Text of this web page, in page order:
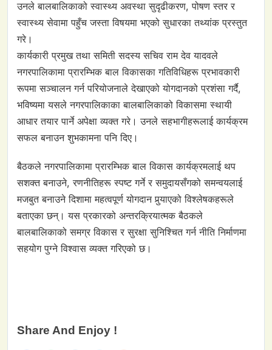
उनले बालबालिकाको स्वास्थ्य अवस्था सुदृढीकरण, पोषण स्तर र
स्वास्थ्य सेवामा पहुँच जस्ता विषयमा भएको सुधारका तथ्यांक प्रस्तुत
गरे।
कार्यकारी प्रमुख तथा समिती सदस्य सचिव राम देव यादवले
नगरपालिकामा प्रारम्भिक बाल विकासका गतिविधिहरू प्रभावकारी
रूपमा सञ्चालन गर्न परियोजनाले देखाएको योगदानको प्रशंसा गर्दै,
भविष्यमा यसले नगरपालिकाका बालबालिकाको विकासमा स्थायी
आधार तयार पार्ने अपेक्षा व्यक्त गरे। उनले सहभागीहरूलाई कार्यक्रम
सफल बनाउन शुभकामना पनि दिए।
बैठकले नगरपालिकामा प्रारम्भिक बाल विकास कार्यक्रमलाई थप
सशक्त बनाउने, रणनीतिहरू स्पष्ट गर्ने र समुदायसँगको समन्वयलाई
मजबुत बनाउने दिशामा महत्वपूर्ण योगदान पुर्‍याएको विश्लेषकहरूले
बताएका छन्। यस प्रकारको अन्तरक्रियात्मक बैठकले
बालबालिकाको समग्र विकास र सुरक्षा सुनिश्चित गर्न नीति निर्माणमा
सहयोग पुग्ने विश्वास व्यक्त गरिएको छ।
Share And Enjoy !